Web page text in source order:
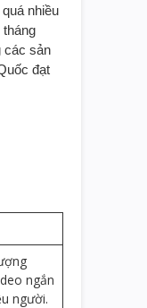
nhiều
tháng
các sản
đạt
ngắn
người.